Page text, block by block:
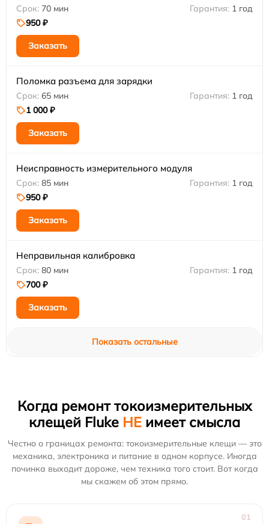
70 мин
1 год
950 ₽
Заказать
Поломка разъема для зарядки
65 мин
1 год
1 000 ₽
Заказать
Неисправность измерительного модуля
85 мин
1 год
950 ₽
Заказать
Неправильная калибровка
80 мин
1 год
700 ₽
Заказать
Показать остальные
Когда ремонт токоизмерительных
клещей Fluke НЕ имеет смысла
Честно о границах ремонта: токоизмерительные клещи — это
механика, электроника и питание в одном корпусе. Иногда
починка выходит дороже, чем техника того стоит. Вот когда
мы скажем об этом прямо.
01